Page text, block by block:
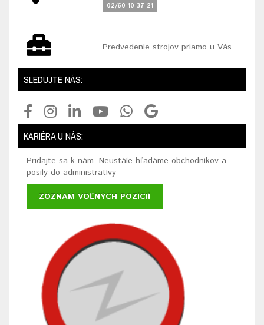
02/60 10 37 21
Predvedenie strojov priamo u Vás
SLEDUJTE NÁS:
KARIÉRA U NÁS:
Pridajte sa k nám. Neustále hľadáme obchodníkov a
posily do administratívy
ZOZNAM VOĽNÝCH POZÍCIÍ